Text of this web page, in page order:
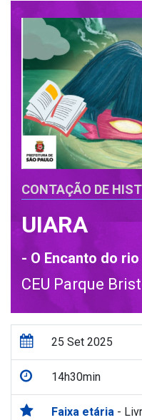
informações
Menu
CONTAÇÃO DE
UIARA
- O Encanto do rio
CEU Parque
25 Set 2025
14h30min
Faixa etária -